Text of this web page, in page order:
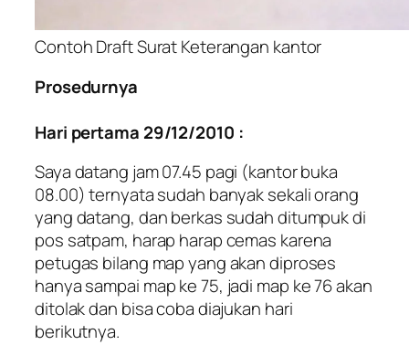
Contoh Draft Surat Keterangan kantor
Prosedurnya
Hari pertama 29/12/2010 :
Saya datang jam 07.45 pagi (kantor buka
08.00) ternyata sudah banyak sekali orang
yang datang, dan berkas sudah ditumpuk di
pos satpam, harap harap cemas karena
petugas bilang map yang akan diproses
hanya sampai map ke 75, jadi map ke 76 akan
ditolak dan bisa coba diajukan hari
berikutnya.